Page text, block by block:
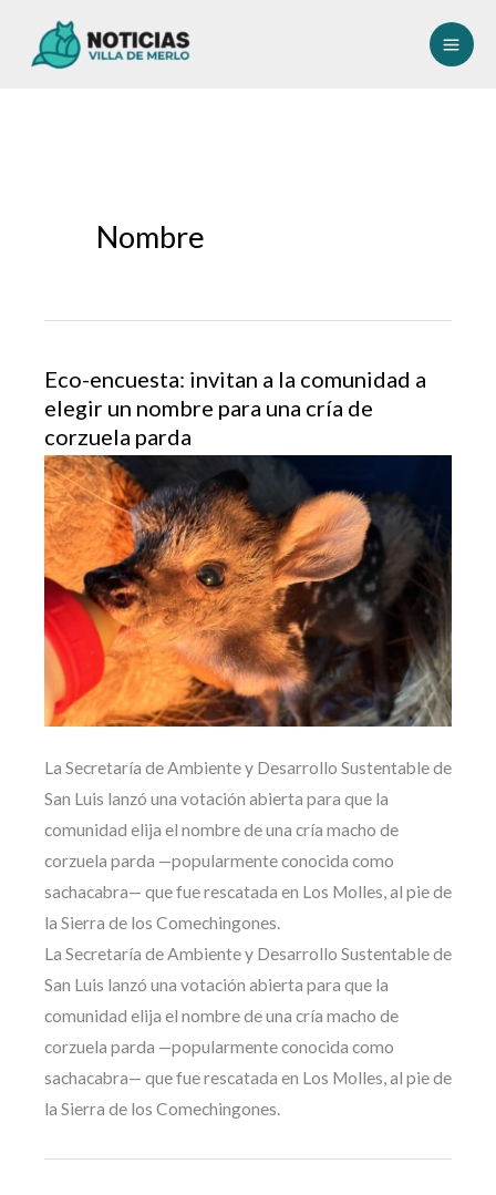
Nombre
Eco-encuesta: invitan a la comunidad a
elegir un nombre para una cría de
corzuela parda
La Secretaría de Ambiente y Desarrollo Sustentable de
San Luis lanzó una votación abierta para que la
comunidad elija el nombre de una cría macho de
corzuela parda —popularmente conocida como
sachacabra— que fue rescatada en Los Molles, al pie de
la Sierra de los Comechingones.
La Secretaría de Ambiente y Desarrollo Sustentable de
San Luis lanzó una votación abierta para que la
comunidad elija el nombre de una cría macho de
corzuela parda —popularmente conocida como
sachacabra— que fue rescatada en Los Molles, al pie de
la Sierra de los Comechingones.